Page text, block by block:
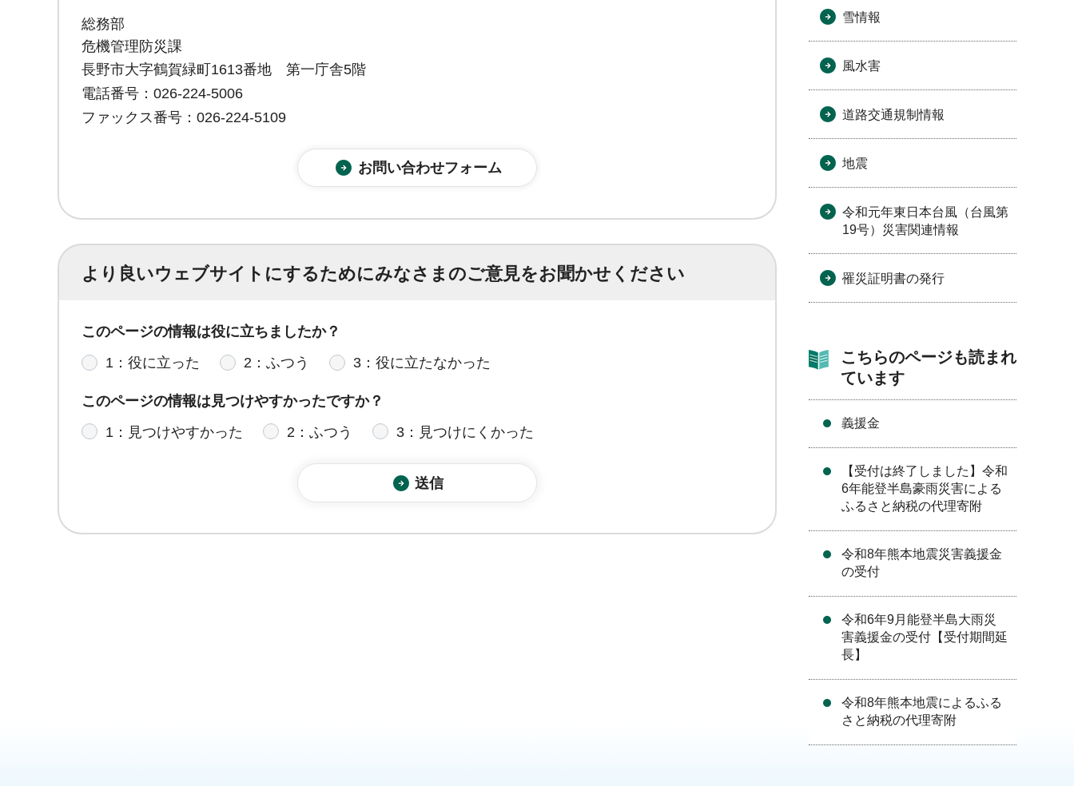
総務部
危機管理防災課
長野市大字鶴賀緑町1613番地 第一庁舎5階
電話番号：026-224-5006
ファックス番号：026-224-5109
より良いウェブサイトにするためにみなさまのご意見をお聞かせください
このページの情報は役に立ちましたか？
1：役に立った
2：ふつう 3：役に立たなかった
このページの情報は見つけやすかったですか？
1：見つけやすかった
2：ふつう 3：見つけにくかった
雪情報
風水害
道路交通規制情報
地震
令和元年東日本台風（台風第
19号）災害関連情報
罹災証明書の発行
こちらのページも読まれ
ています
義援金
【受付は終了しました】令和
6年能登半島豪雨災害による
ふるさと納税の代理寄附
令和8年熊本地震災害義援金
の受付
令和6年9月能登半島大雨災
害義援金の受付【受付期間延
長】
令和8年熊本地震によるふる
さと納税の代理寄附